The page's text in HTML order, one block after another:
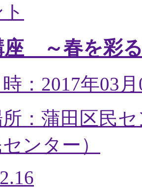
座 ～春を彩
：2017年03
所：蒲田区民
ンター ）